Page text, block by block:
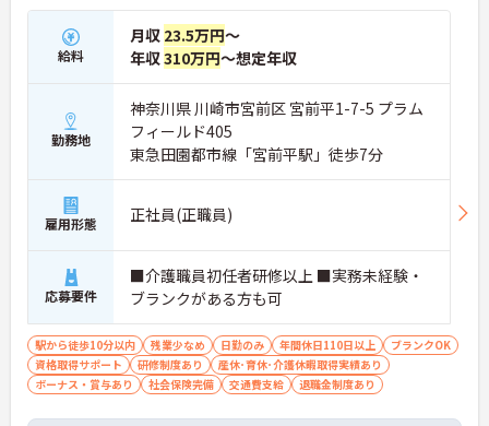
給料
月収 23.5万円～
年収310万円～想定年収
勤務地
神奈川県 川崎市宮前区 宮前平1-7-5 プラム
フィールド405
東急田園都市線「宮前平駅」徒歩7分
雇用形態 正社員(正職員)
応募要件
■介護職員初任者研修以上 ■実務未経験・
ブランクがある方も可
駅から徒歩10分以内 残業少なめ 日勤のみ 年間休日110日以上
ブランクOK
資格取得サポート
研修制度あり
産休･育休･介護休暇取得実績あり
ボーナス・賞与あり
社会保険完備 交通費支給 退職金制度あり